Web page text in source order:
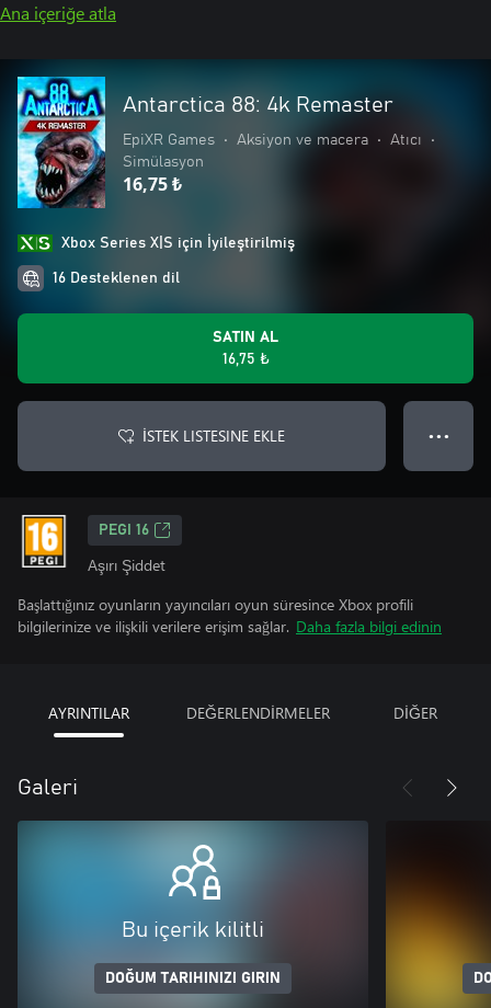
Ana içeriğe atla
Antarctica 88: 4k Remaster
EpiXR Games • Aksiyon ve macera • Atıcı
•
Simülasyon
16,75 ₺
Xbox Series X|S için İyileştirilmiş
16 Desteklenen dil
SATIN AL
16,75 ₺
İSTEK LISTESINE EKLE ● ● ●
PEGI 16
Aşırı Şiddet
Başlattığınız oyunların yayıncıları oyun süresince Xbox profili
bilgilerinize ve ilişkili verilere erişim sağlar. Daha fazla bilgi edinin
AYRINTILAR DEĞERLENDİRMELER DİĞER
Galeri
Bu içerik kilitli
DOĞUM TARIHINIZI GIRIN